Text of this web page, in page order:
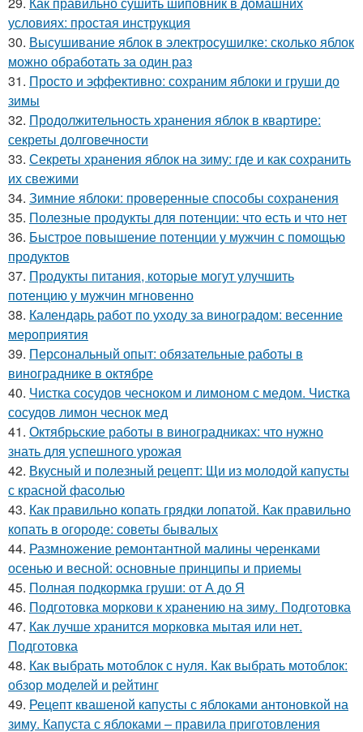
условиях: простая инструкция
30. Высушивание яблок в электросушилке: сколько яблок
можно обработать за один раз
31. Просто и эффективно: сохраним яблоки и груши до
зимы
32. Продолжительность хранения яблок в квартире:
секреты долговечности
33. Секреты хранения яблок на зиму: где и как сохранить
их свежими
34. Зимние яблоки: проверенные способы сохранения
35. Полезные продукты для потенции: что есть и что нет
36. Быстрое повышение потенции у мужчин с помощью
продуктов
37. Продукты питания, которые могут улучшить
потенцию у мужчин мгновенно
38. Календарь работ по уходу за виноградом: весенние
мероприятия
39. Персональный опыт: обязательные работы в
винограднике в октябре
40. Чистка сосудов чесноком и лимоном с медом. Чистка
сосудов лимон чеснок мед
41. Октябрьские работы в виноградниках: что нужно
знать для успешного урожая
42. Вкусный и полезный рецепт: Щи из молодой капусты
с красной фасолью
43. Как правильно копать грядки лопатой. Как правильно
копать в огороде: советы бывалых
44. Размножение ремонтантной малины черенками
осенью и весной: основные принципы и приемы
45. Полная подкормка груши: от А до Я
46. Подготовка моркови к хранению на зиму. Подготовка
47. Как лучше хранится морковка мытая или нет.
Подготовка
48. Как выбрать мотоблок с нуля. Как выбрать мотоблок:
обзор моделей и рейтинг
49. Рецепт квашеной капусты с яблоками антоновкой на
зиму. Капуста с яблоками – правила приготовления